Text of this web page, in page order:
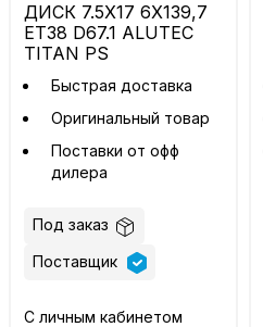
ДИСК 7.5X17 6X139,7
ET38 D67.1 ALUTEC
TITAN PS
Быстрая доставка
Оригинальный товар
Поставки от офф
дилера
Под заказ
Поставщик
С личным кабинетом